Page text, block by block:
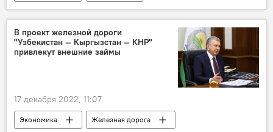
Трансафганская железная дорога
президент Узбекистана
В проект железной дороги
"Узбекистан — Кыргызстан — КНР"
привлекут внешние займы
17 декабря 2022, 11:07
Экономика
Железная дорога